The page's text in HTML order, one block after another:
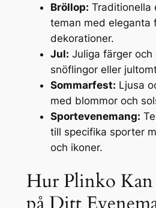
Bröllop: Traditionella
teman med eleganta
dekorationer.
Jul: Juliga färger och
snöflingor eller
Sommarfest: Ljusa
med blommor och
Sportevenemang:
till specifika sporter
och ikoner.
Hur Plinko Kan